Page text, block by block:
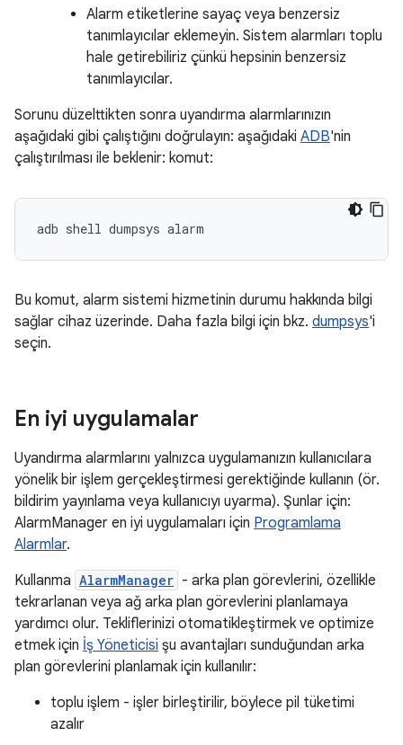
Alarm etiketlerine sayaç veya benzersiz
tanımlayıcılar eklemeyin. Sistem alarmları toplu
hale getirebiliriz çünkü hepsinin benzersiz
tanımlayıcılar.
Sorunu düzelttikten sonra uyandırma alarmlarınızın
aşağıdaki gibi çalıştığını doğrulayın: aşağıdaki ADB'nin
çalıştırılması ile beklenir: komut:
Bu komut, alarm sistemi hizmetinin durumu hakkında bilgi
sağlar cihaz üzerinde. Daha fazla bilgi için bkz. dumpsys'i
seçin.
En iyi uygulamalar
Uyandırma alarmlarını yalnızca uygulamanızın kullanıcılara
yönelik bir işlem gerçekleştirmesi gerektiğinde kullanın (ör.
bildirim yayınlama veya kullanıcıyı uyarma). Şunlar için:
AlarmManager en iyi uygulamaları için Programlama
Alarmlar.
Kullanma AlarmManager - arka plan görevlerini, özellikle
tekrarlanan veya ağ arka plan görevlerini planlamaya
yardımcı olur. Tekliflerinizi otomatikleştirmek ve optimize
etmek için İş Yöneticisi şu avantajları sunduğundan arka
plan görevlerini planlamak için kullanılır:
toplu işlem - işler birleştirilir, böylece pil tüketimi
azalır